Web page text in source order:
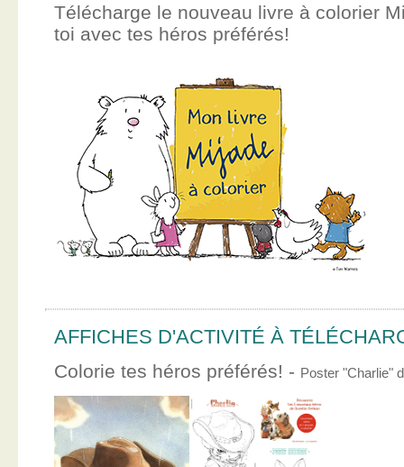
Télécharge le nouveau livre à colorier
toi avec tes héros préférés!
AFFICHES D'ACTIVITÉ À
Colorie tes héros préférés! - Poster "Charlie"